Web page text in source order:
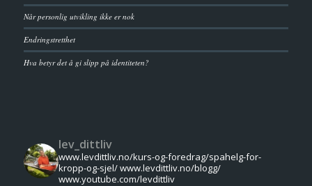
Når personlig utvikling ikke er nok
Endringstretthet
Hva betyr det å gi slipp på identiteten?
lev_dittliv
www.levdittliv.no/kurs-og-foredrag/spahelg-for-
kropp-og-sjel/www.levdittliv.no/blogg/
www.youtube.com/levdittliv